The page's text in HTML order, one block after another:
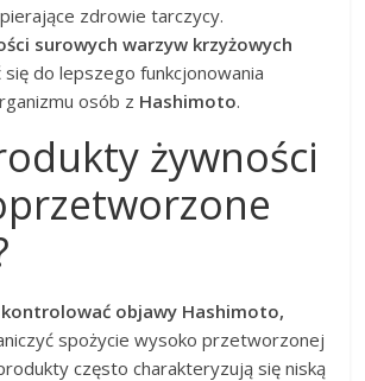
zdrowie tarczycy.
surowych warzyw krzyżowych
do lepszego funkcjonowania
osób z Hashimoto.
żywności
objawy Hashimoto,
spożycie wysoko przetworzonej
często charakteryzują się niską